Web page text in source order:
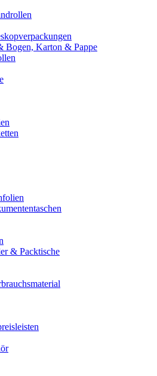
Bogen, Karton & Pappe
& Packtische